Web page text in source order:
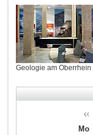
Geologie am Oberrhein
Mo